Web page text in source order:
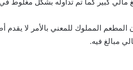
المملوك للمعني بالأمر لا يقدم
مبالغ فيه.